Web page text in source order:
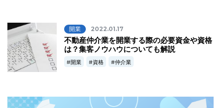
開業 2022.01.17
不動産仲介業を開業する際の必要資金や資格
は？集客ノウハウについても解説
開業 資格 仲介業